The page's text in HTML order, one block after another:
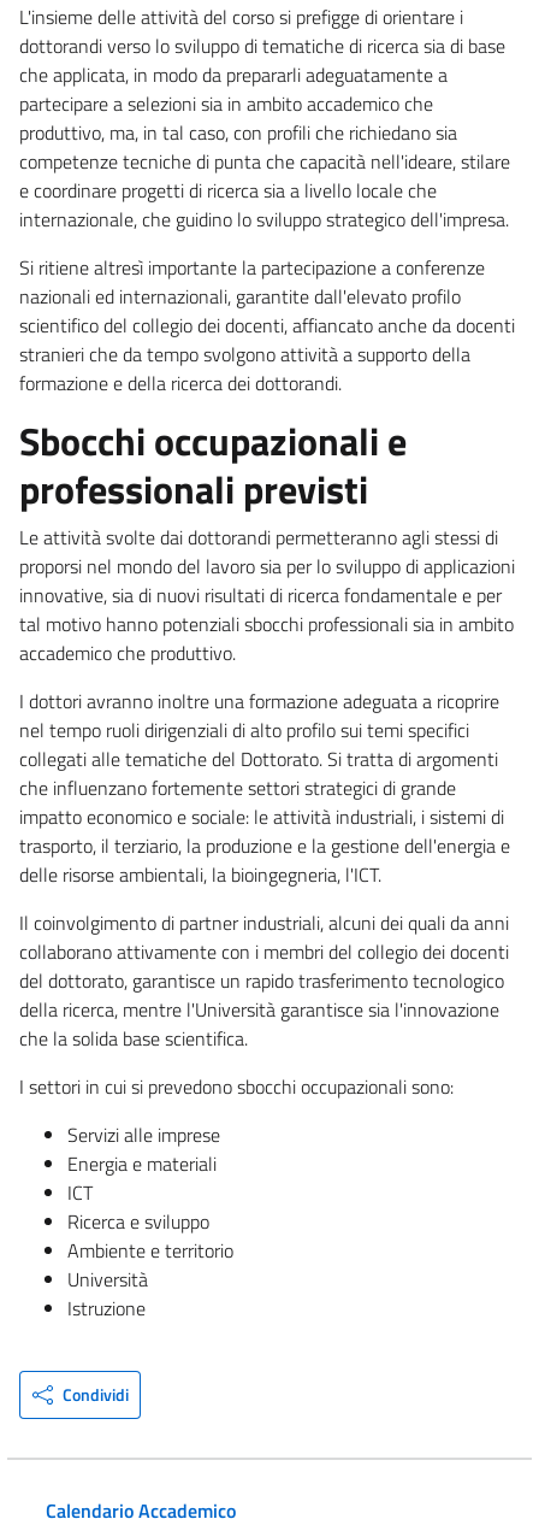
L'insieme delle attività del corso si prefigge di orientare i
dottorandi verso lo sviluppo di tematiche di ricerca sia di base
che applicata, in modo da prepararli adeguatamente a
partecipare a selezioni sia in ambito accademico che
produttivo, ma, in tal caso, con profili che richiedano sia
competenze tecniche di punta che capacità nell'ideare, stilare
e coordinare progetti di ricerca sia a livello locale che
internazionale, che guidino lo sviluppo strategico dell'impresa.
Si ritiene altresì importante la partecipazione a conferenze
nazionali ed internazionali, garantite dall'elevato profilo
scientifico del collegio dei docenti, affiancato anche da docenti
stranieri che da tempo svolgono attività a supporto della
formazione e della ricerca dei dottorandi.
Sbocchi occupazionali e
professionali previsti
Le attività svolte dai dottorandi permetteranno agli stessi di
proporsi nel mondo del lavoro sia per lo sviluppo di applicazioni
innovative, sia di nuovi risultati di ricerca fondamentale e per
tal motivo hanno potenziali sbocchi professionali sia in ambito
accademico che produttivo.
I dottori avranno inoltre una formazione adeguata a ricoprire
nel tempo ruoli dirigenziali di alto profilo sui temi specifici
collegati alle tematiche del Dottorato. Si tratta di argomenti
che influenzano fortemente settori strategici di grande
impatto economico e sociale: le attività industriali, i sistemi di
trasporto, il terziario, la produzione e la gestione dell'energia e
delle risorse ambientali, la bioingegneria, l'ICT.
Il coinvolgimento di partner industriali, alcuni dei quali da anni
collaborano attivamente con i membri del collegio dei docenti
del dottorato, garantisce un rapido trasferimento tecnologico
della ricerca, mentre l'Università garantisce sia l'innovazione
che la solida base scientifica.
I settori in cui si prevedono sbocchi occupazionali sono:
Servizi alle imprese
Energia e materiali
ICT
Ricerca e sviluppo
Ambiente e territorio
Università
Istruzione
Condividi
Calendario Accademico